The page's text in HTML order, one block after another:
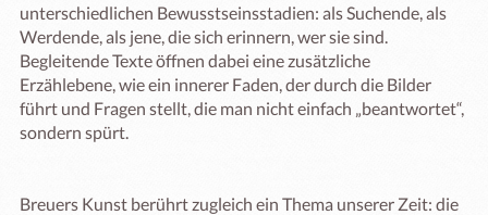
unterschiedlichen Bewusstseinsstadien: als Suchende, als
Werdende, als jene, die sich erinnern, wer sie sind.
Begleitende Texte öffnen dabei eine zusätzliche
Erzählebene, wie ein innerer Faden, der durch die Bilder
führt und Fragen stellt, die man nicht einfach „beantwortet“,
sondern spürt.
Breuers Kunst berührt zugleich ein Thema unserer Zeit: die